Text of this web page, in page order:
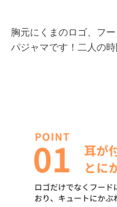
胸元にくまのロゴ、フ
パジャマです！二人の